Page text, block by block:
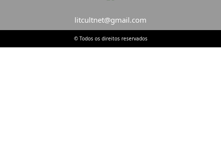
litcultnet@gmail.com
© Todos os direitos reservados